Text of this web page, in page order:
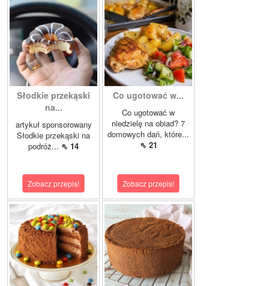
Słodkie przekąski
na...
artykuł sponsorowany
Słodkie przekąski na
podróż... ⇖ 14
Zobacz przepis!
Co ugotować w...
Co ugotować w
niedzielę na obiad? 7
domowych dań, które...
⇖ 21
Zobacz przepis!